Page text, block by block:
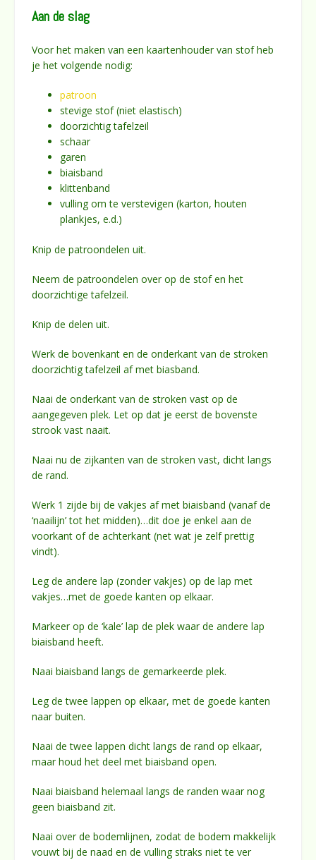
Aan de slag
Voor het maken van een kaartenhouder van stof heb
je het volgende nodig:
patroon
stevige stof (niet elastisch)
doorzichtig tafelzeil
schaar
garen
biaisband
klittenband
vulling om te verstevigen (karton, houten
plankjes, e.d.)
Knip de patroondelen uit.
Neem de patroondelen over op de stof en het
doorzichtige tafelzeil.
Knip de delen uit.
Werk de bovenkant en de onderkant van de stroken
doorzichtig tafelzeil af met biasband.
Naai de onderkant van de stroken vast op de
aangegeven plek. Let op dat je eerst de bovenste
strook vast naait.
Naai nu de zijkanten van de stroken vast, dicht langs
de rand.
Werk 1 zijde bij de vakjes af met biaisband (vanaf de
‘naailijn’ tot het midden)…dit doe je enkel aan de
voorkant of de achterkant (net wat je zelf prettig
vindt).
Leg de andere lap (zonder vakjes) op de lap met
vakjes…met de goede kanten op elkaar.
Markeer op de ‘kale’ lap de plek waar de andere lap
biaisband heeft.
Naai biaisband langs de gemarkeerde plek.
Leg de twee lappen op elkaar, met de goede kanten
naar buiten.
Naai de twee lappen dicht langs de rand op elkaar,
maar houd het deel met biaisband open.
Naai biaisband helemaal langs de randen waar nog
geen biaisband zit.
Naai over de bodemlijnen, zodat de bodem makkelijk
vouwt bij de naad en de vulling straks niet te ver